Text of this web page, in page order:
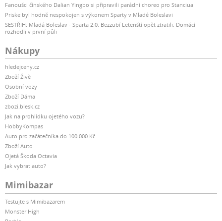
Fanoušci čínského Dalian Yingbo si připravili parádní choreo pro Stanciua
Priske byl hodně nespokojen s výkonem Sparty v Mladé Boleslavi
SESTŘIH: Mladá Boleslav - Sparta 2:0. Bezzubí Letenští opět ztratili. Domácí
rozhodli v první půli
Nákupy
hledejceny.cz
Zboží Živě
Osobní vozy
Zboží Dáma
zbozi.blesk.cz
Jak na prohlídku ojetého vozu?
HobbyKompas
Auto pro začátečníka do 100 000 Kč
Zboží Auto
Ojetá Škoda Octavia
Jak vybrat auto?
Mimibazar
Testujte s Mimibazarem
Monster High